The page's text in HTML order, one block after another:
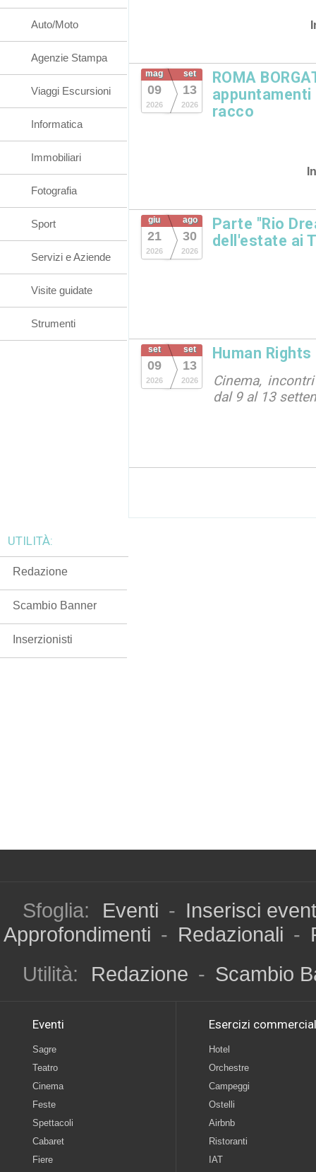
mag
09
2026
set
13
2026
ROMA
racco
giu
21
2026
ago
30
2026
Parte "Rio
dell'estate ai
set
09
2026
set
13
2026
Human
Cinema,
dal 9 al 13
Auto/Moto
Agenzie Stampa
Viaggi Escursioni
Informatica
Immobiliari
Fotografia
Sport
Servizi e Aziende
Visite guidate
Strumenti
UTILITÀ:
Redazione
Scambio Banner
Inserzionisti
Sfoglia: Eventi - Inserisci
Approfondimenti - Redazionali -
Utilità:
Redazione - Scambio
Eventi
Sagre
Teatro
Cinema
Feste
Spettacoli
Cabaret
Fiere
Esercizi
Hotel
Orchestre
Campeggi
Ostelli
Airbnb
Ristoranti
IAT